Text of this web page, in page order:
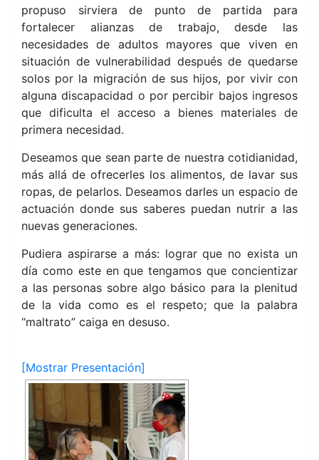
propuso sirviera de punto de partida para
fortalecer alianzas de trabajo, desde las
necesidades de adultos mayores que viven en
situación de vulnerabilidad después de quedarse
solos por la migración de sus hijos, por vivir con
alguna discapacidad o por percibir bajos ingresos
que dificulta el acceso a bienes materiales de
primera necesidad.
Deseamos que sean parte de nuestra cotidianidad,
más allá de ofrecerles los alimentos, de lavar sus
ropas, de pelarlos. Deseamos darles un espacio de
actuación donde sus saberes puedan nutrir a las
nuevas generaciones.
Pudiera aspirarse a más: lograr que no exista un
día como este en que tengamos que concientizar
a las personas sobre algo básico para la plenitud
de la vida como es el respeto; que la palabra
“maltrato” caiga en desuso.
[Mostrar Presentación]